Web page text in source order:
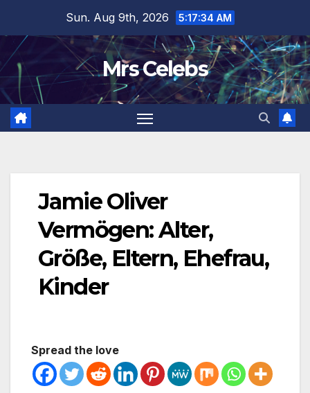
content
Sun. Aug 9th, 2026 5:17:35 AM
Mrs Celebs
Jamie Oliver
Vermögen: Alter,
Größe, Eltern, Ehefrau,
Kinder
Spread the love